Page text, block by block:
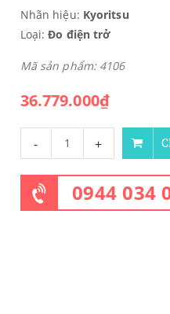
Nhãn hiệu: Kyoritsu
Loại:Đo điện trở
Mã sản phẩm: 4106
36.779.000₫
- +
0944 034